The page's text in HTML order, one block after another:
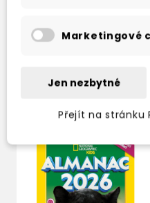
OSTATNÍ PRODUKTY
Marketingové
Jen nezbytné
Přejít na stránku